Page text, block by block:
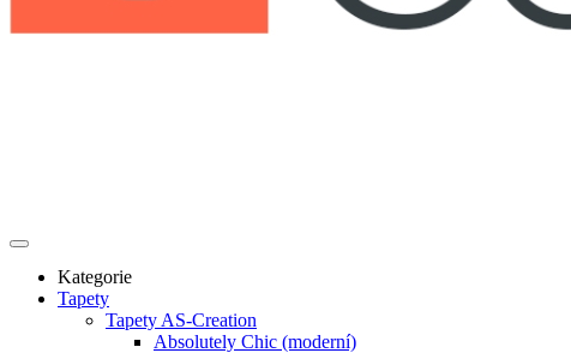
Kategorie
Tapety
Tapety AS-Creation
Absolutely Chic (moderní)